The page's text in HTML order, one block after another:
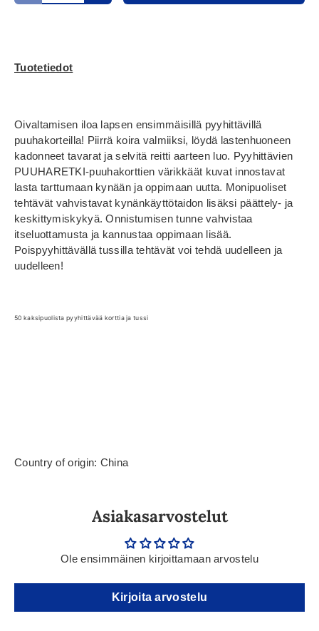
Tuotetiedot
Oivaltamisen iloa lapsen ensimmäisillä pyyhittävillä
puuhakorteilla! Piirrä koira valmiiksi, löydä lastenhuoneen
kadonneet tavarat ja selvitä reitti aarteen luo. Pyyhittävien
PUUHARETKI-puuhakorttien värikkäät kuvat innostavat
lasta tarttumaan kynään ja oppimaan uutta. Monipuoliset
tehtävät vahvistavat kynänkäyttötaidon lisäksi päättely- ja
keskittymiskykyä. Onnistumisen tunne vahvistaa
itseluottamusta ja kannustaa oppimaan lisää.
Poispyyhittävällä tussilla tehtävät voi tehdä uudelleen ja
uudelleen!
50 kaksipuolista pyyhittävää korttia ja tussi
Country of origin: China
Asiakasarvostelut
Ole ensimmäinen kirjoittamaan arvostelu
Kirjoita arvostelu